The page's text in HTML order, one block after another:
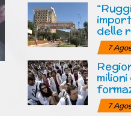
delle
7
7